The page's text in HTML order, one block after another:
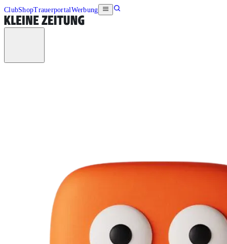
ClubShopTrauerportalWerbung